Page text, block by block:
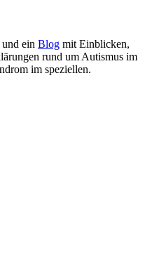
und ein Blog mit Einblicken,
rund um Autismus im
im speziellen.